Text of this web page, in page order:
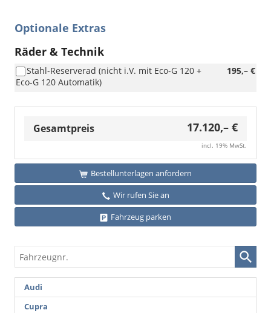
Optionale Extras
Räder & Technik
195,– €
Stahl-Reserverad (nicht i.V. mit Eco-G 120 +
Eco-G 120 Automatik)
Gesamtpreis 17.120,– €
incl. 19% MwSt.
Bestellunterlagen anfordern
Wir rufen Sie an
Fahrzeug parken
Fahrzeugnr.
Audi
Cupra